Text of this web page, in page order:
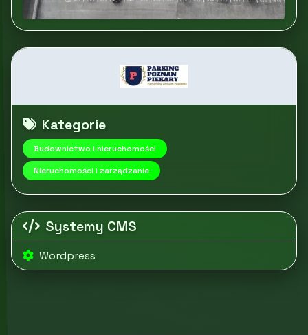
Kategorie
Budownictwo i nieruchomości
Nieruchomości i zarządzanie
Systemy CMS
Wordpress